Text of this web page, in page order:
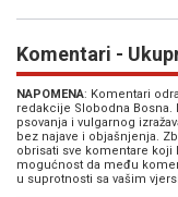
Komentari -
NAPOMENA: Komentari
redakcije Slobodna
psovanja i vulgarnog
bez najave i objašnjenja.
obrisati sve komentare koji
mogućnost da među
u suprotnosti sa vašim